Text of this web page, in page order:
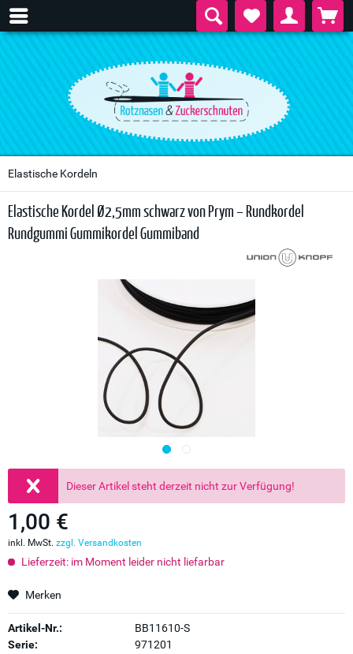
Elastische Kordeln
Elastische Kordel Ø2,5mm schwarz von Prym – Rundkordel
Rundgummi Gummikordel Gummiband
Dieser Artikel steht derzeit nicht zur Verfügung!
1,00 €
inkl. MwSt. zzgl. Versandkosten
Lieferzeit: im Moment leider nicht liefarbar
Merken
Artikel-Nr.:
BB11610-S
Serie:
971201